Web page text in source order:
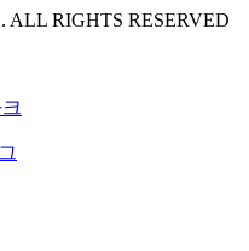
ALL RIGHTS RESERVED